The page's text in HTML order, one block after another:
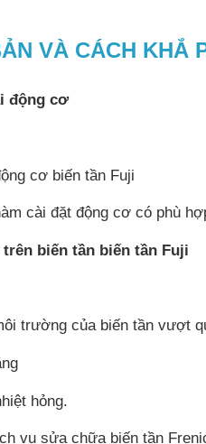
VÀ CÁCH KHẮ
động cơ
biến tần Fuji
đặt động cơ có phù hợp
biến tần biến tần Fuji
của biến tần vượt
hỏng.
vụ sửa chữa biến tần